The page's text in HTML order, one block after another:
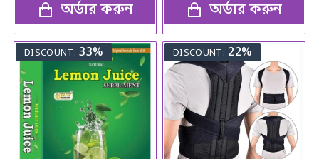
অর্ডার করুন অর্ডার করুন
DISCOUNT: 33% DISCOUNT: 22%